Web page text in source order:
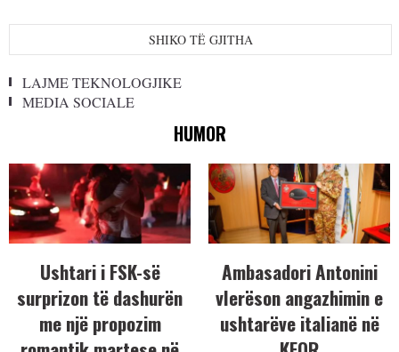
SHIKO TË GJITHA
LAJME TEKNOLOGJIKE
MEDIA SOCIALE
HUMOR
Ushtari i FSK-së
surprizon të dashurën
me një propozim
Ambasadori Antonini
vlerëson angazhimin e
ushtarëve italianë në